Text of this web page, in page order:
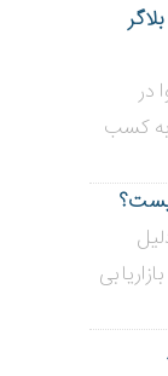
در
به کسب